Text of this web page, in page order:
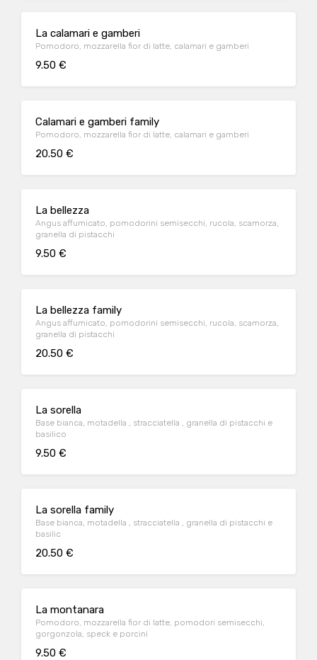
La calamari e gamberi
Pomodoro, mozzarella fior di latte, calamari e gamberi
9.50 €
Calamari e gamberi family
Pomodoro, mozzarella fior di latte, calamari e gamberi
20.50 €
La bellezza
Angus affumicato, pomodorini semisecchi, rucola, scamorza,
granella di pistacchi
9.50 €
La bellezza family
Angus affumicato, pomodorini semisecchi, rucola, scamorza,
granella di pistacchi
20.50 €
La sorella
Base bianca, motadella , stracciatella , granella di pistacchi e
basilico
9.50 €
La sorella family
Base bianca, motadella , stracciatella , granella di pistacchi e
basilic
20.50 €
La montanara
Pomodoro, mozzarella fior di latte, pomodori semisecchi,
gorgonzola, speck e porcini
9.50 €